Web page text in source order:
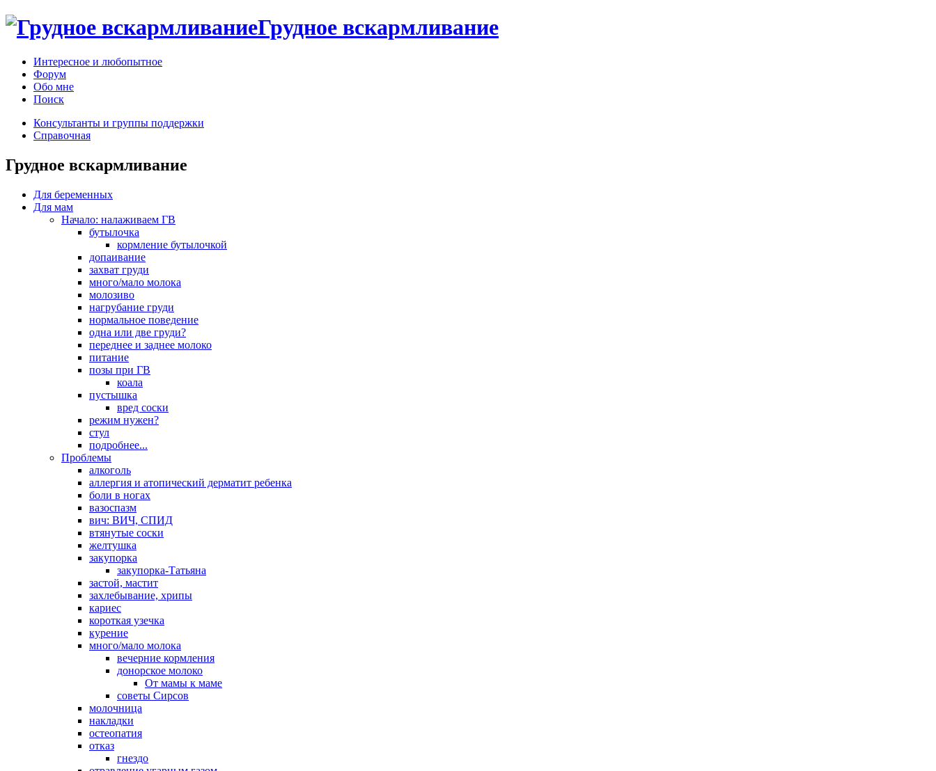
Грудное вскармливание
Интересное и любопытное
Форум
Обо мне
Поиск
Консультанты и группы поддержки
Справочная
Грудное вскармливание
Для беременных
Для мам
Начало: налаживаем ГВ
бутылочка
кормление бутылочкой
допаивание
захват груди
много/мало молока
молозиво
нагрубание груди
нормальное поведение
одна или две груди?
переднее и заднее молоко
питание
позы при ГВ
коала
пустышка
вред соски
режим нужен?
стул
подробнее...
Проблемы
алкоголь
аллергия и атопический дерматит ребенка
боли в ногах
вазоспазм
вич: ВИЧ, СПИД
втянутые соски
желтушка
закупорка
закупорка-Татьяна
застой, мастит
захлебывание, хрипы
кариес
короткая узечка
курение
много/мало молока
вечерние кормления
донорское молоко
От мамы к маме
советы Сирсов
молочница
накладки
остеопатия
отказ
гнездо